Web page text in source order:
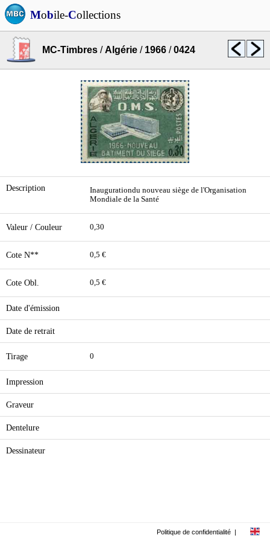
Mobile-Collections
MC-Timbres /Algérie / 1966 /0424
Description
Inaugurationdu nouveau siège de l'Organisation
Mondiale de la Santé
Valeur / Couleur 0,30
Cote N** 0,5 €
Cote Obl. 0,5 €
Date d'émission
Date de retrait
Tirage 0
Impression
Graveur
Dentelure
Dessinateur
Politique de confidentialité |